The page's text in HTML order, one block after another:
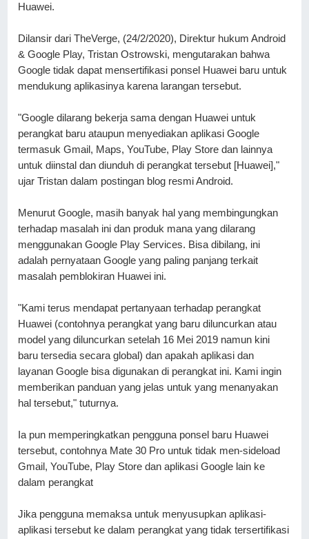
Huawei.
Dilansir dari TheVerge, (24/2/2020), Direktur hukum Android
& Google Play, Tristan Ostrowski, mengutarakan bahwa
Google tidak dapat mensertifikasi ponsel Huawei baru untuk
mendukung aplikasinya karena larangan tersebut.
"Google dilarang bekerja sama dengan Huawei untuk
perangkat baru ataupun menyediakan aplikasi Google
termasuk Gmail, Maps, YouTube, Play Store dan lainnya
untuk diinstal dan diunduh di perangkat tersebut [Huawei],"
ujar Tristan dalam postingan blog resmi Android.
Menurut Google, masih banyak hal yang membingungkan
terhadap masalah ini dan produk mana yang dilarang
menggunakan Google Play Services. Bisa dibilang, ini
adalah pernyataan Google yang paling panjang terkait
masalah pemblokiran Huawei ini.
"Kami terus mendapat pertanyaan terhadap perangkat
Huawei (contohnya perangkat yang baru diluncurkan atau
model yang diluncurkan setelah 16 Mei 2019 namun kini
baru tersedia secara global) dan apakah aplikasi dan
layanan Google bisa digunakan di perangkat ini. Kami ingin
memberikan panduan yang jelas untuk yang menanyakan
hal tersebut," tuturnya.
Ia pun memperingkatkan pengguna ponsel baru Huawei
tersebut, contohnya Mate 30 Pro untuk tidak men-sideload
Gmail, YouTube, Play Store dan aplikasi Google lain ke
dalam perangkat
Jika pengguna memaksa untuk menyusupkan aplikasi-
aplikasi tersebut ke dalam perangkat yang tidak tersertifikasi